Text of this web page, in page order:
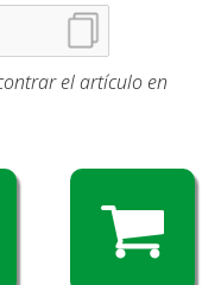
el artículo en